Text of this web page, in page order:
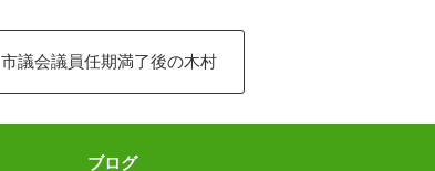
市議会議員任期満了後の木村
ブログ